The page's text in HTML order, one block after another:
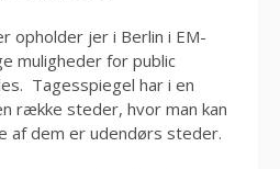
opholder jer i Berlin i EM-
muligheder for public
Tagesspiegel har i en
række steder, hvor man kan
af dem er udendørs steder.